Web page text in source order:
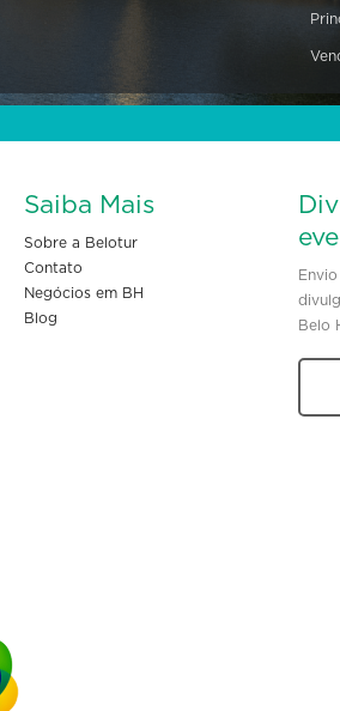
Saiba Mais
Sobre a Belotur
Contato
Negócios em BH
Blog
Belo